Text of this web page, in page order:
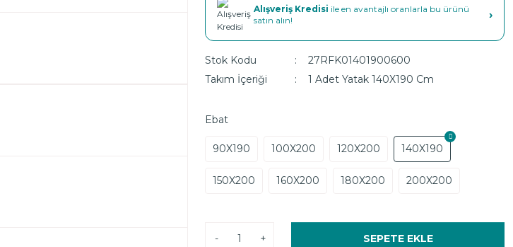
Alışveriş Kredisi ile en avantajlı oranlarla bu ürünü
satın alın!
›
Stok Kodu
27RFK01401900600
Takım İçeriği
1 Adet Yatak 140X190 Cm
Ebat
90X190 100X200 120X200 140X190
150X200 160X200 180X200 200X200
- + SEPETE EKLE